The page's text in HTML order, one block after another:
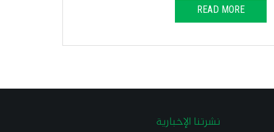
READ MORE
نشرتنا الإخبارية